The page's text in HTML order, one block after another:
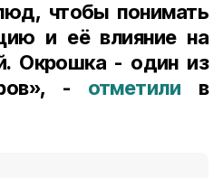
чтобы понимать
и её влияние на
Окрошка - один из
- отметили в